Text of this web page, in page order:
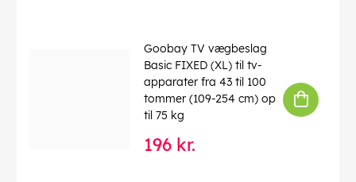
Goobay TV vægbeslag
Basic FIXED (XL) til tv-
apparater fra 43 til 100
tommer (109-254 cm) op
til 75 kg
196 kr.